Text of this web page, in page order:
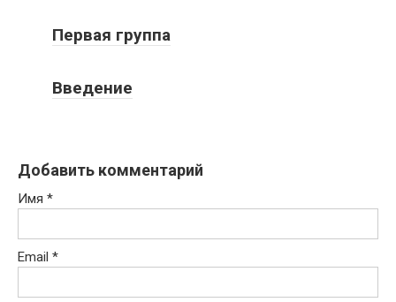
Первая группа
Введение
Добавить комментарий
Имя *
Email *